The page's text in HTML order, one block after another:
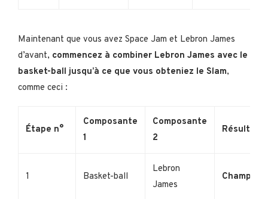
Maintenant que vous avez Space Jam et Lebron James
d’avant, commencez à combiner Lebron James avec le
basket-ball jusqu’à ce que vous obteniez le Slam,
comme ceci :
Étape n°
Composante
1
Composante
2
Résultat
1 Basket-ball
Lebron
James